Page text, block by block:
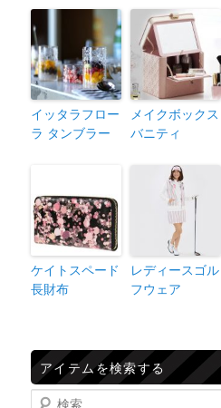
イッタラフロー
ラ タンブラー
メイクボックス
バニティ
ケイトスペード
長財布
レディースゴル
フウェア
アイテムを検索する
検索